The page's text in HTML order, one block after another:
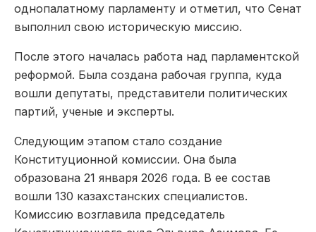
однопалатному парламенту и отметил, что Сенат
выполнил свою историческую миссию.
После этого началась работа над парламентской
реформой. Была создана рабочая группа, куда
вошли депутаты, представители политических
партий, ученые и эксперты.
Следующим этапом стало создание
Конституционной комиссии. Она была
образована 21 января 2026 года. В ее состав
вошли 130 казахстанских специалистов.
Комиссию возглавила председатель